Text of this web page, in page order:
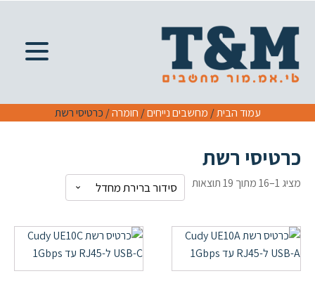
עמוד הבית/ מחשבים נייחים/ חומרה/ כרטיסי רשת
כרטיסי רשת
מציג 1–16 מתוך 19 תוצאות